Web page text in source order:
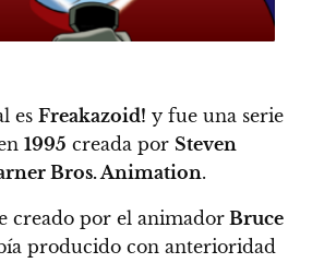
es Freakazoid! y fue una serie
1995 creada por Steven
Bros. Animation.
creado por el animador Bruce
producido con anterioridad